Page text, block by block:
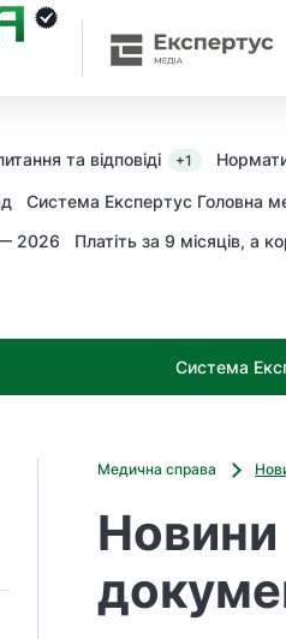
та відповіді +1
Система Експертус Головна
2026
Платіть за 9 місяців, а
Система
Медична справа